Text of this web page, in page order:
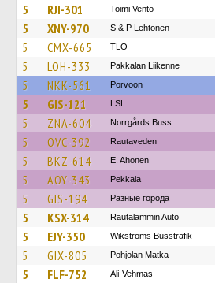
5 RJI-301 Toimi Vento
5 XNY-970 S & P Lehtonen
5 CMX-665 TLO
5 LOH-333 Pakkalan Liikenne
5 NKK-561 Porvoon
5 GIS-121 LSL
5 ZNA-604 Norrgårds Buss
5 OVC-392 Rautaveden
5 BKZ-614 E. Ahonen
5 AOY-343 Pekkala
5 GIS-194 Разные города
5 KSX-314 Rautalammin Auto
5 EJY-350 Wikströms Busstrafik
5 GIX-805 Pohjolan Matka
5 FLF-752 Ali-Vehmas